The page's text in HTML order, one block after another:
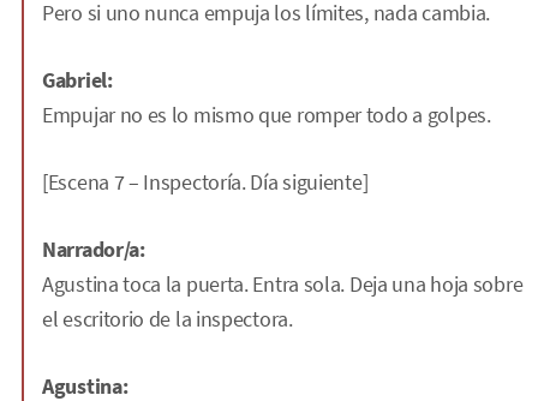
Pero si uno nunca empuja los límites, nada cambia.
Gabriel:
Empujar no es lo mismo que romper todo a golpes.
[Escena 7 – Inspectoría. Día siguiente]
Narrador/a:
Agustina toca la puerta. Entra sola. Deja una hoja sobre
el escritorio de la inspectora.
Agustina: